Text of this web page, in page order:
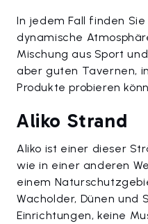
In jedem Fall finden
dynamische
Mischung aus Sport
aber guten Tavernen,
Produkte probieren
Aliko Strand
Aliko ist einer dieser
wie in einer anderen
einem
Wacholder, Dünen und
Einrichtungen, keine